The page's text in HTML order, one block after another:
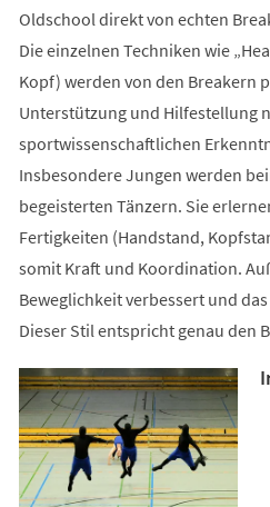
Oldschool direkt von echten
Die einzelnen Techniken wie
Kopf) werden von den Breakern
Unterstützung und Hilfestellung
sportwissenschaftlichen
Insbesondere Jungen werden
begeisterten Tänzern. Sie
Fertigkeiten (Handstand,
somit Kraft und Koordination.
Beweglichkeit verbessert und
Dieser Stil entspricht genau den